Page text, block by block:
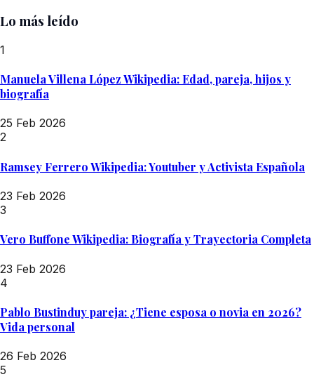
Lo más leído
1
Manuela Villena López Wikipedia: Edad, pareja, hijos y
biografía
25 Feb 2026
2
Ramsey Ferrero Wikipedia: Youtuber y Activista Española
23 Feb 2026
3
Vero Buffone Wikipedia: Biografía y Trayectoria Completa
23 Feb 2026
4
Pablo Bustinduy pareja: ¿Tiene esposa o novia en 2026?
Vida personal
26 Feb 2026
5